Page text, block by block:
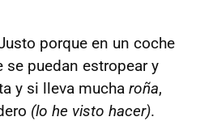
porque en un coche
puedan estropear y
y si lleva mucha roña,
(lo he visto hacer).